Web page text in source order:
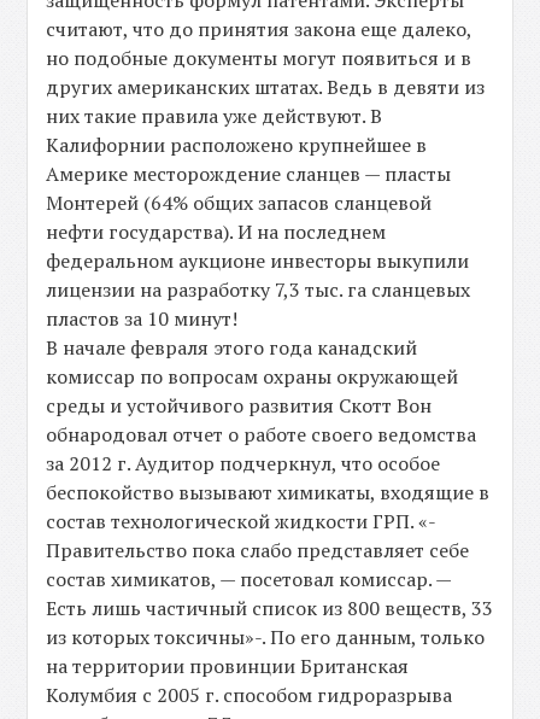
считают, что до принятия закона еще далеко,
но подобные документы могут появиться и в
других американских штатах. Ведь в девяти из
них такие правила уже действуют. В
Калифорнии расположено крупнейшее в
Америке месторождение сланцев — пласты
Монтерей (64% общих запасов сланцевой
нефти государства). И на последнем
федеральном аукционе инвесторы выкупили
лицензии на разработку 7,3 тыс. га сланцевых
пластов за 10 минут!
В начале февраля этого года канадский
комиссар по вопросам охраны окружающей
среды и устойчивого развития Скотт Вон
обнародовал отчет о работе своего ведомства
за 2012 г. Аудитор подчеркнул, что особое
беспокойство вызывают химикаты, входящие в
состав технологической жидкости ГРП. «-
Правительство пока слабо представляет себе
состав химикатов, — посетовал комиссар. —
Есть лишь частичный список из 800 веществ, 33
из которых токсичны»-. По его данным, только
на территории провинции Британская
Колумбия с 2005 г. способом гидроразрыва